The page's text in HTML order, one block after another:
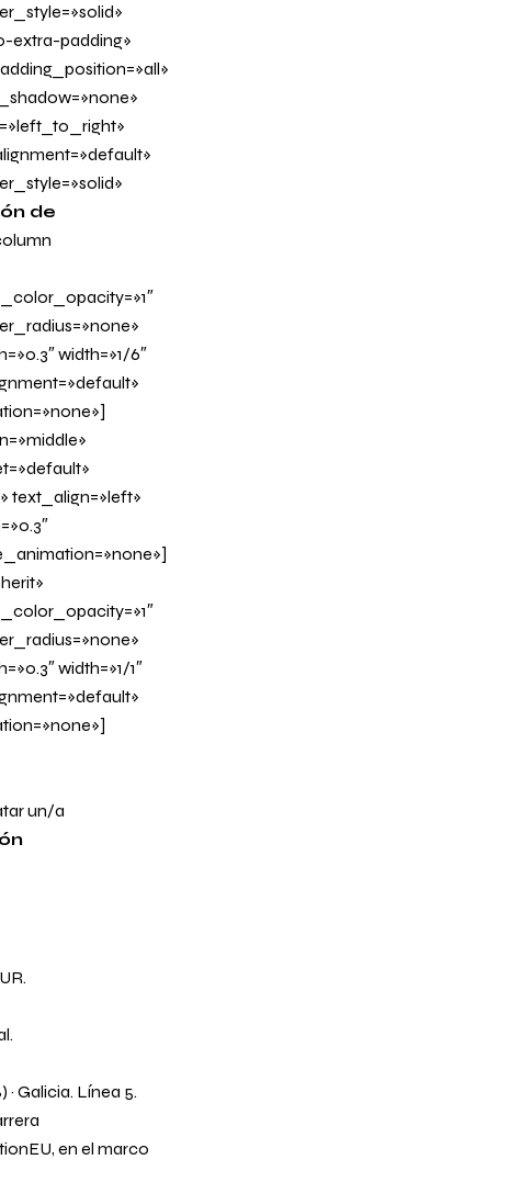
extra-padding»
de
width=»1/6″
text_align=»left»
width=»1/1″
un/a
Galicia. Línea 5.
en el marco